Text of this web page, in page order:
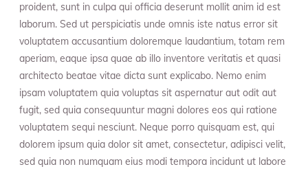
proident, sunt in culpa qui officia deserunt mollit anim id est
laborum. Sed ut perspiciatis unde omnis iste natus error sit
voluptatem accusantium doloremque laudantium, totam rem
aperiam, eaque ipsa quae ab illo inventore veritatis et quasi
architecto beatae vitae dicta sunt explicabo. Nemo enim
ipsam voluptatem quia voluptas sit aspernatur aut odit aut
fugit, sed quia consequuntur magni dolores eos qui ratione
voluptatem sequi nesciunt. Neque porro quisquam est, qui
dolorem ipsum quia dolor sit amet, consectetur, adipisci velit,
sed quia non numquam eius modi tempora incidunt ut labore